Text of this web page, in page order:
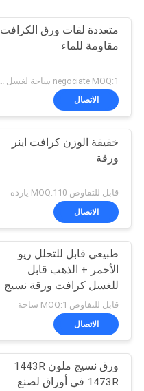
متعددة لفات ورق الكرافت
مقاومة للماء
الاتصال
خفيفة الوزن كرافت اينر
ورقة
قابل للتفاوض MOQ:110 ياردة
الاتصال
طبيعي قابل للتحلل ريو
الأحمر + الذهب قابل
للغسل كرافت ورقة نسيج
لحقيبة النبات
قابل للتفاوض MOQ:1 ساحة
الاتصال
ورق نسيج ملون 1443R
1473R في أوراق لصنع